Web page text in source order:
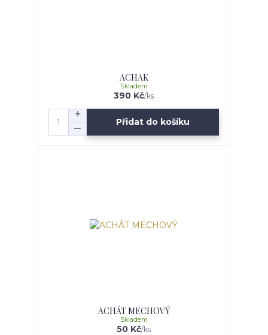
ACHAK
390 Kč/ks
Skladem
Přidat do košíku
ACHÁT MECHOVÝ
50 Kč/ks
Skladem